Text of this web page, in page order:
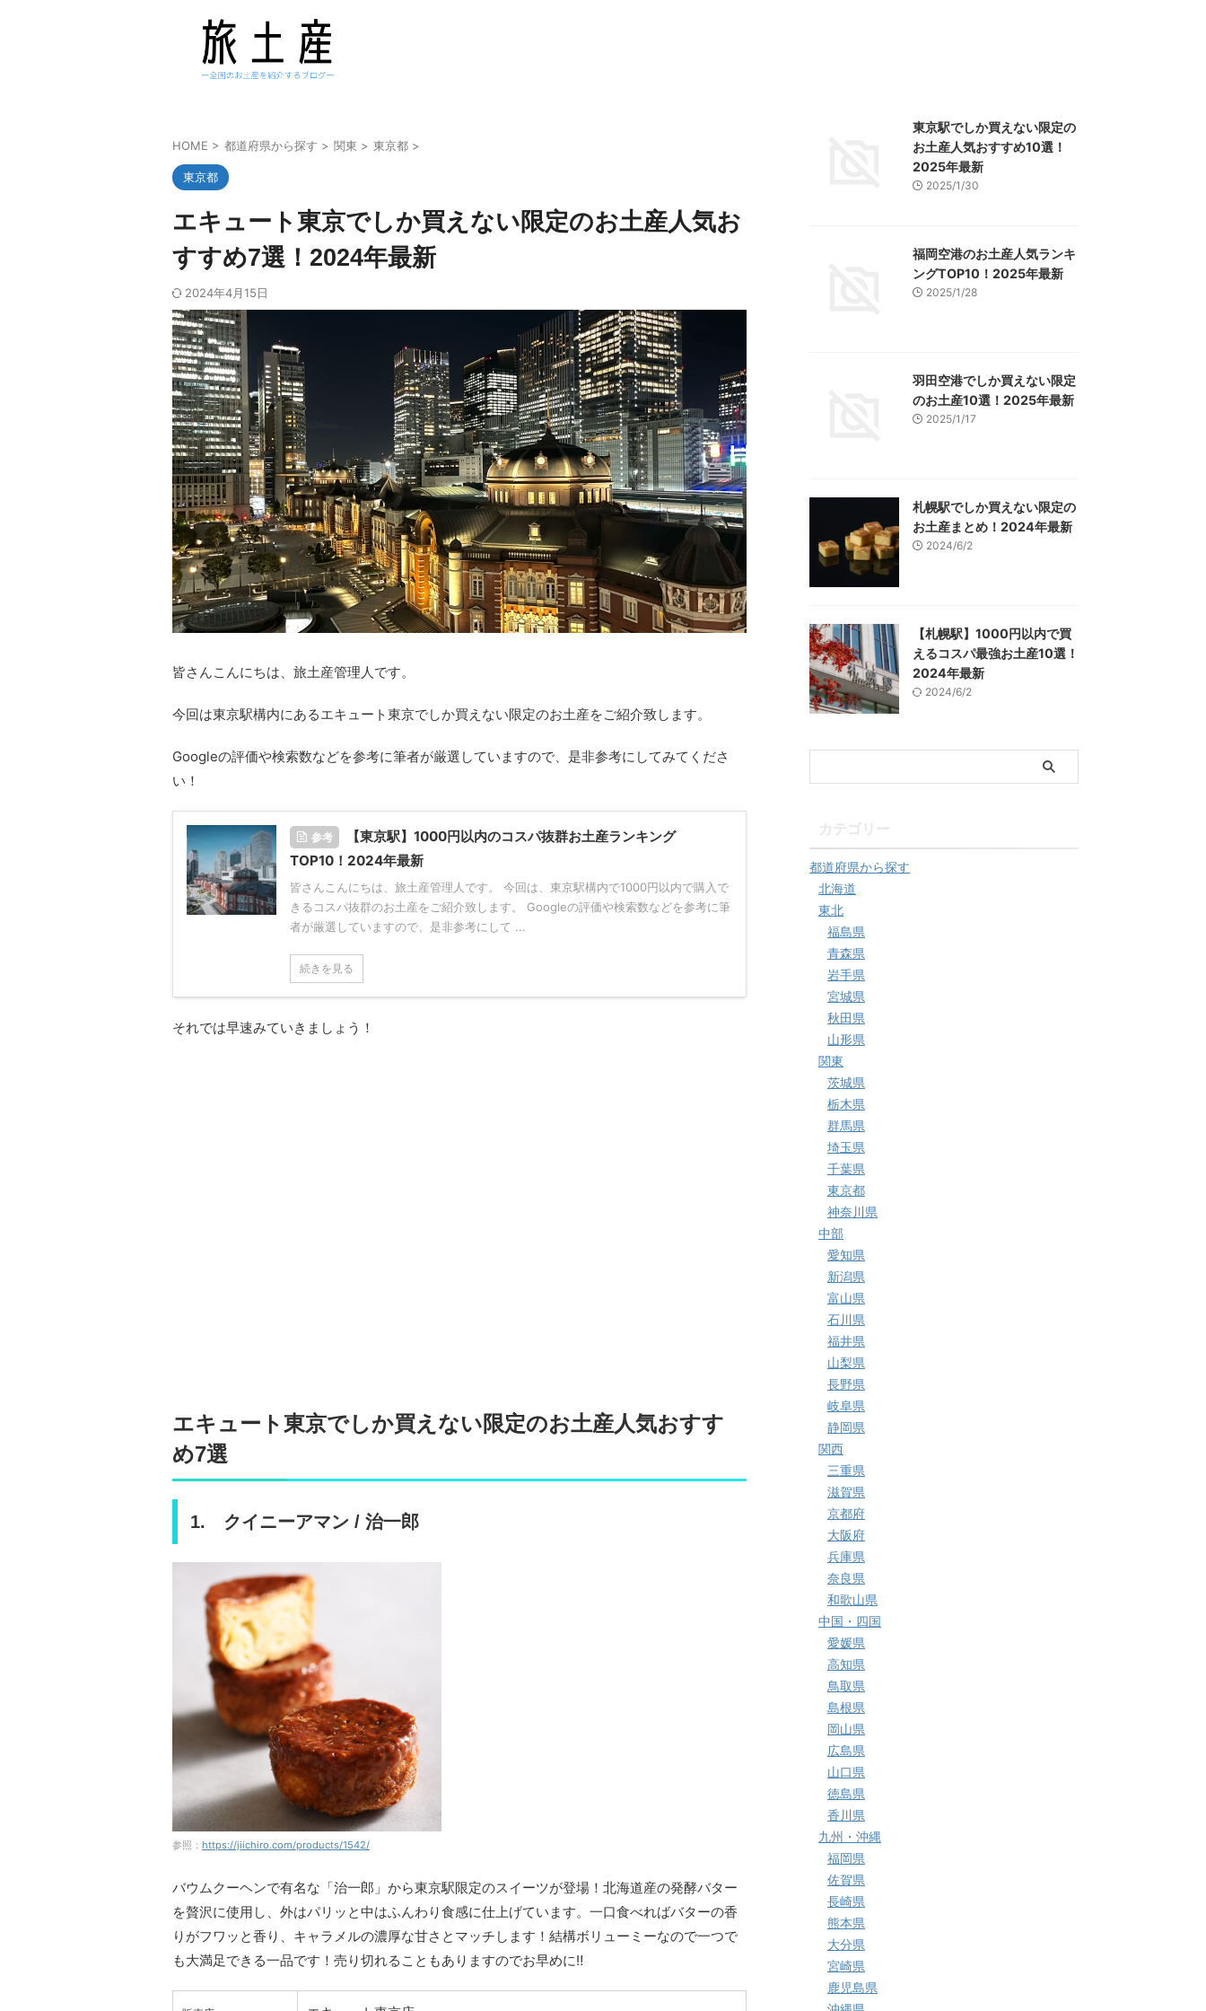
HOME > 都道府県から探す > 関東 > 東京都 >
東京都
エキュート東京でしか買えない限定のお土産人気お
すすめ7選！2024年最新
2024年4月15日
皆さんこんにちは、旅土産管理人です。
今回は東京駅構内にあるエキュート東京でしか買えない限定のお土産をご紹介致します。
Googleの評価や検索数などを参考に筆者が厳選していますので、是非参考にしてみてくださ
い！
参考
【東京駅】1000円以内のコスパ抜群お土産ランキング
TOP10！2024年最新
皆さんこんにちは、旅土産管理人です。 今回は、東京駅構内で1000円以内で購入で
きるコスパ抜群のお土産をご紹介致します。 Googleの評価や検索数などを参考に筆
者が厳選していますので、是非参考にして ...
続きを見る
それでは早速みていきましょう！
エキュート東京でしか買えない限定のお土産人気おすす
め7選
1. クイニーアマン / 治一郎
参照： https://jiichiro.com/products/1542/
バウムクーヘンで有名な「治一郎」から東京駅限定のスイーツが登場！北海道産の発酵バター
を贅沢に使用し、外はパリッと中はふんわり食感に仕上げています。一口食べればバターの香
りがフワッと香り、キャラメルの濃厚な甘さとマッチします！結構ボリューミーなので一つで
も大満足できる一品です！売り切れることもありますのでお早めに‼︎
東京駅でしか買えない限定の
お土産人気おすすめ10選！
2025年最新
2025/1/30
福岡空港のお土産人気ランキ
ングTOP10！2025年最新
2025/1/28
羽田空港でしか買えない限定
のお土産10選！2025年最新
2025/1/17
札幌駅でしか買えない限定の
お土産まとめ！2024年最新
2024/6/2
【札幌駅】1000円以内で買
えるコスパ最強お土産10選！
2024年最新
2024/6/2
都道府県から探す
北海道
東北
福島県
青森県
岩手県
宮城県
秋田県
山形県
関東
茨城県
栃木県
群馬県
埼玉県
千葉県
東京都
神奈川県
中部
愛知県
新潟県
富山県
石川県
福井県
山梨県
長野県
岐阜県
静岡県
関西
三重県
滋賀県
京都府
大阪府
兵庫県
奈良県
和歌山県
中国・四国
愛媛県
高知県
鳥取県
島根県
岡山県
広島県
山口県
徳島県
香川県
九州・沖縄
福岡県
佐賀県
長崎県
熊本県
大分県
宮崎県
鹿児島県